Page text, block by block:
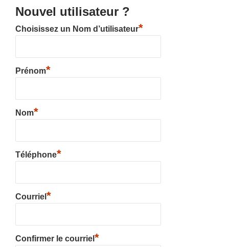
Nouvel utilisateur ?
Choisissez un Nom d’utilisateur*
Prénom*
Nom*
Téléphone*
Courriel *
Confirmer le courriel *